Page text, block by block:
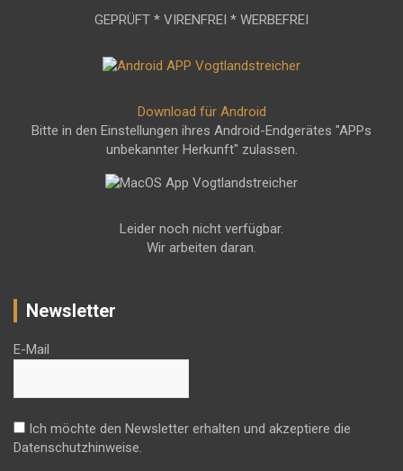
GEPRÜFT * VIRENFREI * WERBEFREI
Download für Android
Bitte in den Einstellungen ihres Android-Endgerätes "APPs
unbekannter Herkunft" zulassen.
Leider noch nicht verfügbar.
Wir arbeiten daran.
Newsletter
E-Mail
Ich möchte den Newsletter erhalten und akzeptiere die
Datenschutzhinweise.